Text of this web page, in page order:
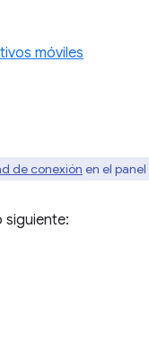
móviles
de conexión en el panel
siguiente: